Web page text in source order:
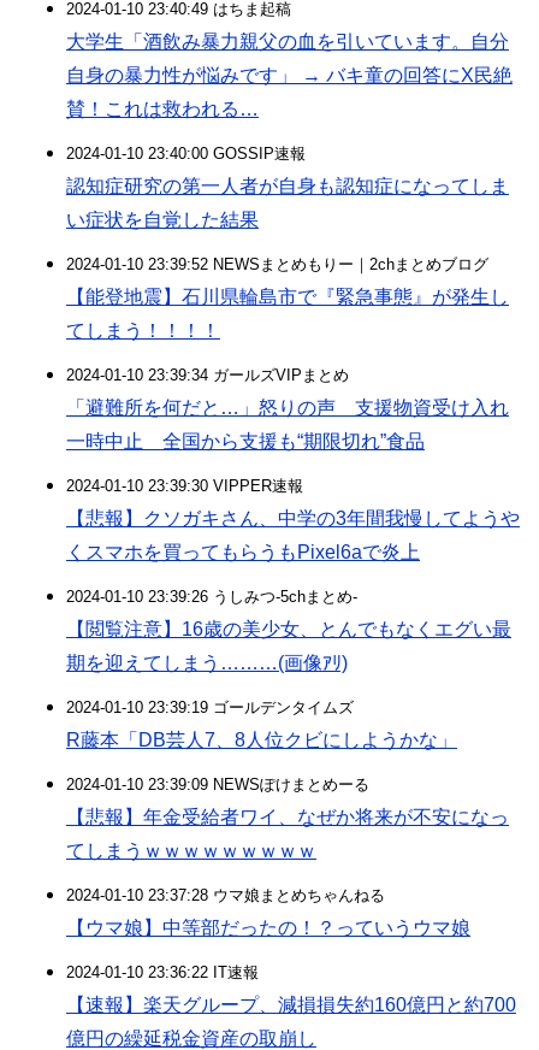
2024-01-10 23:40:49 はちま起稿
大学生「酒飲み暴力親父の血を引いています。自分
自身の暴力性が悩みです」 → バキ童の回答にX民絶
賛！これは救われる…
2024-01-10 23:40:00 GOSSIP速報
認知症研究の第一人者が自身も認知症になってしま
い症状を自覚した結果
2024-01-10 23:39:52 NEWSまとめもりー｜2chまとめブログ
【能登地震】石川県輪島市で『緊急事態』が発生し
てしまう！！！！
2024-01-10 23:39:34 ガールズVIPまとめ
「避難所を何だと…」怒りの声 支援物資受け入れ
一時中止 全国から支援も“期限切れ”食品
2024-01-10 23:39:30 VIPPER速報
【悲報】クソガキさん、中学の3年間我慢してようや
くスマホを買ってもらうもPixel6aで炎上
2024-01-10 23:39:26 うしみつ-5chまとめ-
【閲覧注意】16歳の美少女、とんでもなくエグい最
期を迎えてしまう………(画像ｱﾘ)
2024-01-10 23:39:19 ゴールデンタイムズ
R藤本「DB芸人7、8人位クビにしようかな」
2024-01-10 23:39:09 NEWSぽけまとめーる
【悲報】年金受給者ワイ、なぜか将来が不安になっ
てしまうｗｗｗｗｗｗｗｗｗ
2024-01-10 23:37:28 ウマ娘まとめちゃんねる
【ウマ娘】中等部だったの！？っていうウマ娘
2024-01-10 23:36:22 IT速報
【速報】楽天グループ、減損損失約160億円と約700
億円の繰延税金資産の取崩し